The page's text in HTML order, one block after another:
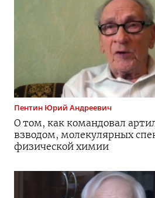
Пентин Юрий Андреевич
О том, как командовал
взводом, молекулярных
физической химии